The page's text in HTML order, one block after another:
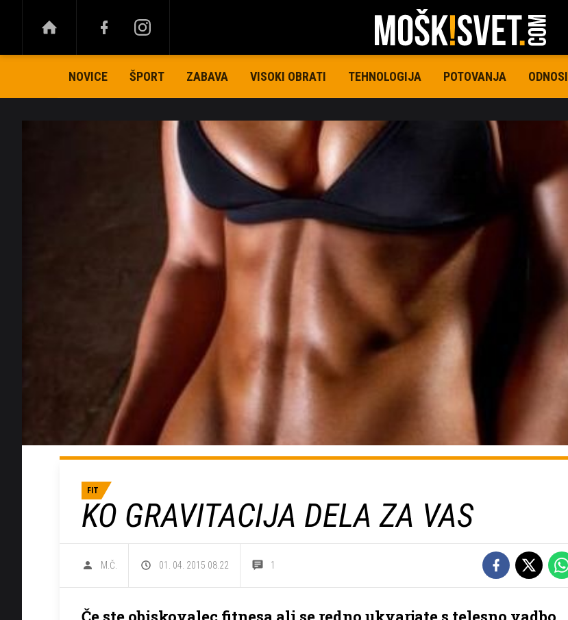
NOVICE ŠPORT ZABAVA VISOKI OBRATI TEHNOLOGIJA POTOVANJA ODNOSI
FIT
KO GRAVITACIJA DELA ZA VAS
M.Č. 01. 04. 2015 08.22 1
Če ste obiskovalec fitnesa ali se redno ukvarjate s telesno vadbo,